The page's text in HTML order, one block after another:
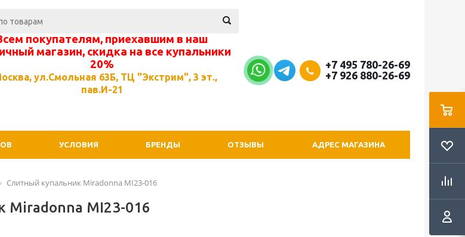
покупателям, приехавшим в наш
магазин, скидка на все купальники
20%
ул.Смольная 63Б, ТЦ "Экстрим", 3 эт.,
пав.И-21
+7 495 780-26-69
+7 926 880-26-69
УСЛОВИЯ БРЕНДЫ ОТЗЫВЫ АДРЕС МАГАЗИНА
Слитный купальник Miradonna MI23-016
Miradonna MI23-016